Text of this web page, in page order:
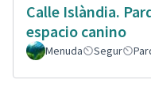
Calle Islàndia.
espacio canino
Menuda Segur